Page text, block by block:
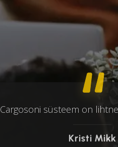
Cargosoni süsteem on
Kristi Mikk